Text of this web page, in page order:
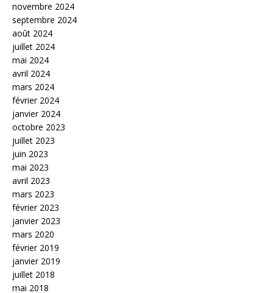
novembre 2024
septembre 2024
août 2024
juillet 2024
mai 2024
avril 2024
mars 2024
février 2024
janvier 2024
octobre 2023
juillet 2023
juin 2023
mai 2023
avril 2023
mars 2023
février 2023
janvier 2023
mars 2020
février 2019
janvier 2019
juillet 2018
mai 2018